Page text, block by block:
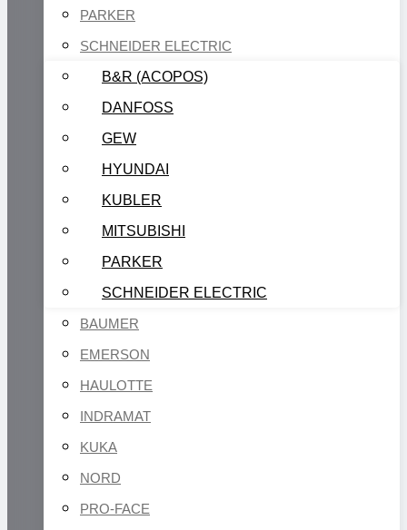
PARKER
SCHNEIDER ELECTRIC
B&R (ACOPOS)
DANFOSS
GEW
HYUNDAI
KUBLER
MITSUBISHI
PARKER
SCHNEIDER ELECTRIC
BAUMER
EMERSON
HAULOTTE
INDRAMAT
KUKA
NORD
PRO-FACE